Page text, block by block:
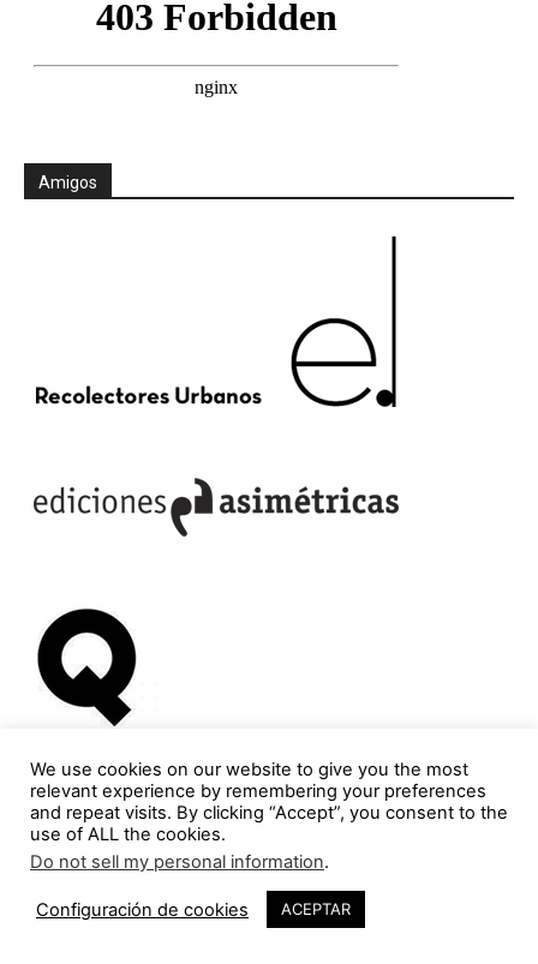
Amigos
We use cookies on our website to give you the most
relevant experience by remembering your preferences
and repeat visits. By clicking “Accept”, you consent to the
use of ALL the cookies.
Do not sell my personal information.
Configuración de cookies ACEPTAR